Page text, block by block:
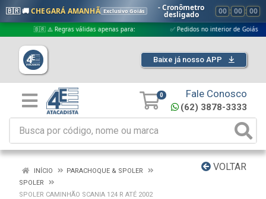
🇧🇷 🚚CHEGARÁ AMANHÃ Exclusivo Goiás - Cronômetro
desligado 00 : 00 : 00
🇧🇷 ⚠️ Regras válidas apenas para: ✅ Pedidos no interior de Goiás
Baixe já nosso APP
0 Fale Conosco
(62) 3878-3333
VOLTAR
INÍCIO
PARACHOQUE & SPOLER
SPOLER
SPOLER CAMINHÃO SCANIA 124 R ATÉ 2002